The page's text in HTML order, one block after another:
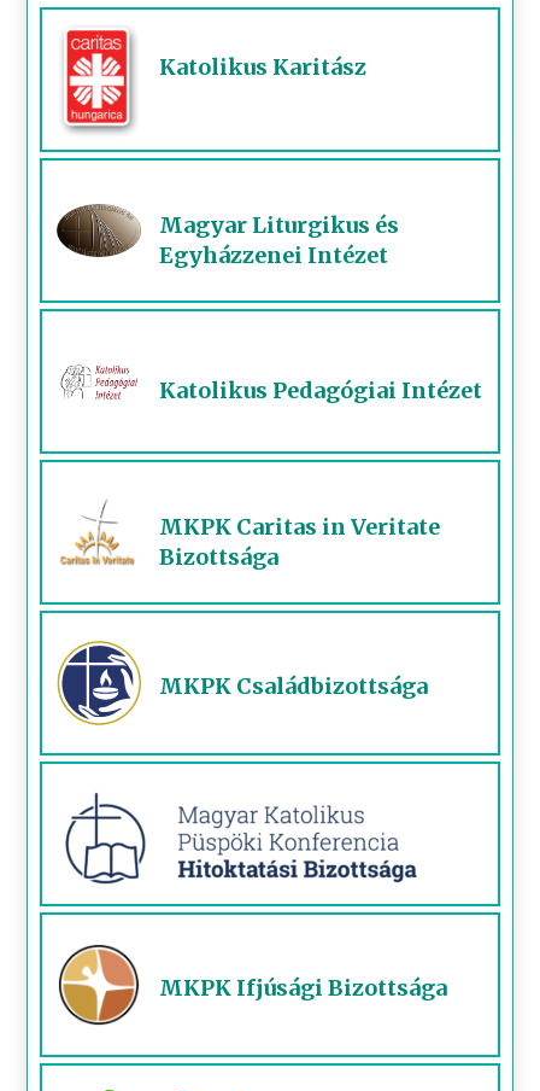
Katolikus Karitász
Magyar Liturgikus és
Egyházzenei Intézet
Katolikus Pedagógiai Intézet
MKPK Caritas in Veritate
Bizottsága
MKPK Családbizottsága
MKPK Ifjúsági Bizottsága